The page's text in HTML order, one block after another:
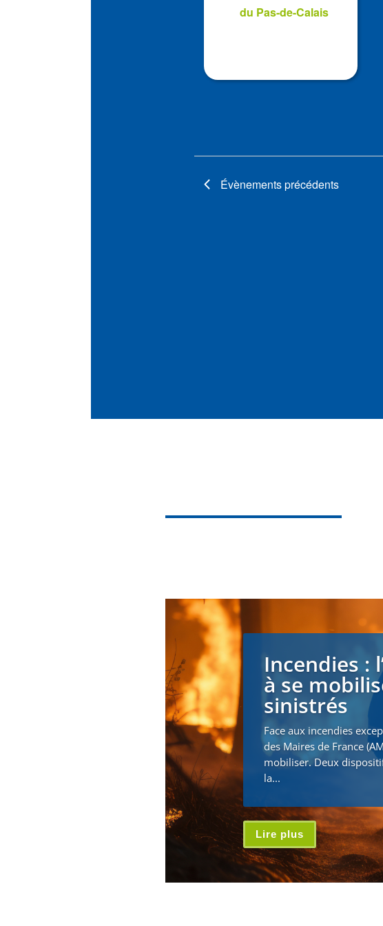
du Pas-de-Calais
Évènementsprécédents
Incendies :
à se
sinistrés
Face aux incendies
des Maires de France
mobiliser. Deux
la...
Lire plus